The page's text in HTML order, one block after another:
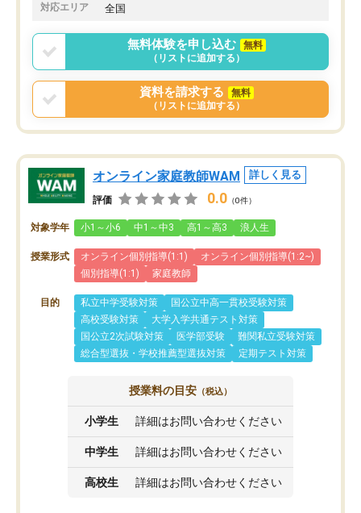
対応エリア 全国
無料体験を申し込む
無料
（リストに追加する）
資料を請求する
無料
（リストに追加する）
オンライン家庭教師WAM 詳しく見る
評価 0.0 （0件）
対象学年 小1～小6 中1～中3 高1～高3 浪人生
授業形式 オンライン個別指導(1:1)
オンライン個別指導(1:2~)
個別指導(1:1)
家庭教師
目的 私立中学受験対策
国公立中高一貫校受験対策
高校受験対策
大学入学共通テスト対策
国公立2次試験対策
医学部受験
難関私立受験対策
総合型選抜・学校推薦型選抜対策
定期テスト対策
授業料の目安 （税込）
小学生 詳細はお問い合わせください
中学生 詳細はお問い合わせください
高校生 詳細はお問い合わせください